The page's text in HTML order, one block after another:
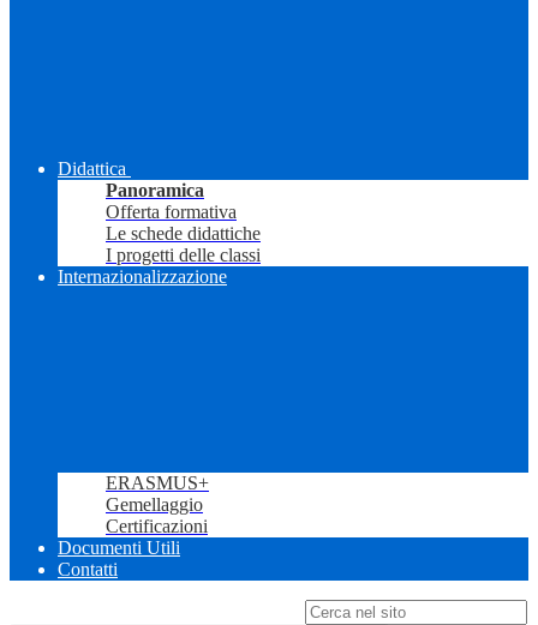
Didattica
Panoramica
Offerta formativa
Le schede didattiche
I progetti delle classi
Internazionalizzazione
ERASMUS+
Gemellaggio
Certificazioni
Documenti Utili
Contatti